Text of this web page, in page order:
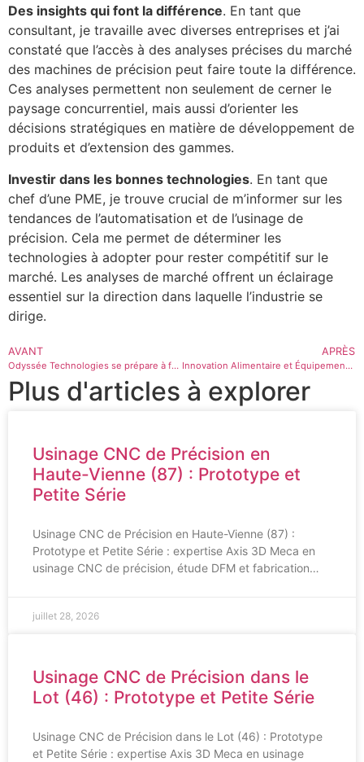
Des insights qui font la différence. En tant que
consultant, je travaille avec diverses entreprises et j’ai
constaté que l’accès à des analyses précises du marché
des machines de précision peut faire toute la différence.
Ces analyses permettent non seulement de cerner le
paysage concurrentiel, mais aussi d’orienter les
décisions stratégiques en matière de développement de
produits et d’extension des gammes.
Investir dans les bonnes technologies. En tant que
chef d’une PME, je trouve crucial de m’informer sur les
tendances de l’automatisation et de l’usinage de
précision. Cela me permet de déterminer les
technologies à adopter pour rester compétitif sur le
marché. Les analyses de marché offrent un éclairage
essentiel sur la direction dans laquelle l’industrie se
dirige.
AVANT
Odyssée Technologies se prépare à faire son grand saut en Bourse pour soutenir son expansion
APRÈS
Innovation Alimentaire et Équipements Agricoles : L’Impact de l’Impression 3D – Analyse n° 202
Plus d'articles à explorer
Usinage CNC de Précision en
Haute-Vienne (87) : Prototype et
Petite Série
Usinage CNC de Précision en Haute-Vienne (87) :
Prototype et Petite Série : expertise Axis 3D Meca en
usinage CNC de précision, étude DFM et fabrication…
juillet 28, 2026
Usinage CNC de Précision dans le
Lot (46) : Prototype et Petite Série
Usinage CNC de Précision dans le Lot (46) : Prototype
et Petite Série : expertise Axis 3D Meca en usinage